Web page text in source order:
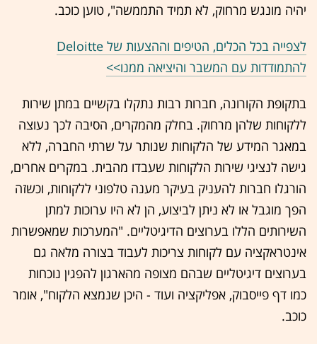
יהיה מונגש מרחוק, לא תמיד התממשה", טוען כוכב.
לצפייה בכל הכלים, הטיפים וההצעות של Deloitte
להתמודדות עם המשבר והיציאה ממנו>>
בתקופת הקורונה, חברות רבות נתקלו בקשיים במתן שירות
ללקוחות שלהן מרחוק. בחלק מהמקרים, הסיבה לכך נעוצה
במאגר המידע של הלקוחות שנותר על שרתי החברה, ללא
גישה לנציגי שירות הלקוחות שעבדו מהבית. במקרים אחרים,
הורגלו חברות להעניק בעיקר מענה טלפוני ללקוחות, וכשזה
הפך מוגבל או לא ניתן לביצוע, הן לא היו ערוכות למתן
השירותים הללו בערוצים הדיגיטליים. "המערכות שמאפשרות
אינטראקציה עם לקוחות צריכות לעבוד בצורה מלאה גם
בערוצים דיגיטליים שבהם מצופה מהארגון להפגין נוכחות
כמו דף פייסבוק, אפליקציה ועוד - היכן שנמצא הלקוח", אומר
כוכב.